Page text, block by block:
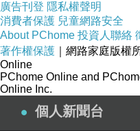
sdak888
2025-11-20
在此章中，維
中，感到從愛與身同
也生病，他人痊癒，
人心貪欲，瞋恚，愚
維摩居士是以自身來
廣告刊登 隱私權聲明
消費者保護 兒童網路安全
About PChome 投資人聯絡
著作權保護 ｜網路家庭版權
Online
PChome Online and
Online Inc.
個人新聞台